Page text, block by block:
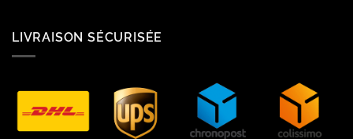
LIVRAISON SÉCURISÉE